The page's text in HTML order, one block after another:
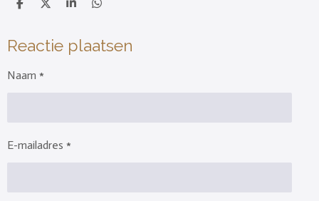
D
e
n
D
l
S
r
e
D
e
n
Reactie plaatsen
Naam *
E-mailadres *